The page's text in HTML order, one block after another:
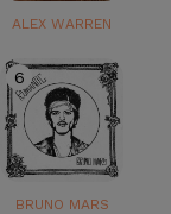
ALEX WARREN
6
BRUNO MARS